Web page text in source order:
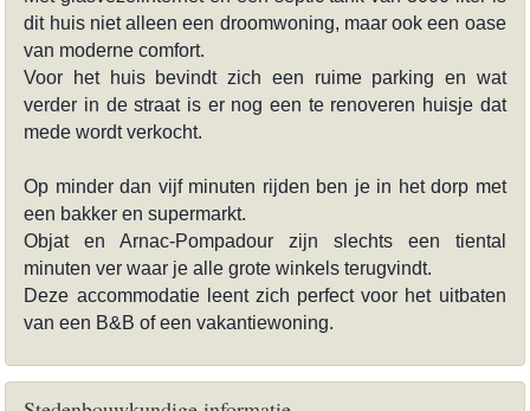
dit huis niet alleen een droomwoning, maar ook een oase
van moderne comfort.
Voor het huis bevindt zich een ruime parking en wat
verder in de straat is er nog een te renoveren huisje dat
mede wordt verkocht.
Op minder dan vijf minuten rijden ben je in het dorp met
een bakker en supermarkt.
Objat en Arnac-Pompadour zijn slechts een tiental
minuten ver waar je alle grote winkels terugvindt.
Deze accommodatie leent zich perfect voor het uitbaten
van een B&B of een vakantiewoning.